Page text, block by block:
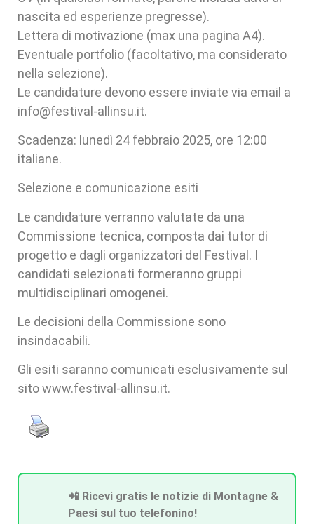
nascita ed esperienze pregresse).
Lettera di motivazione (max una pagina A4).
Eventuale portfolio (facoltativo, ma considerato
nella selezione).
Le candidature devono essere inviate via email a
info@festival-allinsu.it.
Scadenza: lunedì 24 febbraio 2025, ore 12:00
italiane.
Selezione e comunicazione esiti
Le candidature verranno valutate da una
Commissione tecnica, composta dai tutor di
progetto e dagli organizzatori del Festival. I
candidati selezionati formeranno gruppi
multidisciplinari omogenei.
Le decisioni della Commissione sono
insindacabili.
Gli esiti saranno comunicati esclusivamente sul
sito www.festival-allinsu.it.
📲 Ricevi gratis le notizie di Montagne &
Paesi sul tuo telefonino!